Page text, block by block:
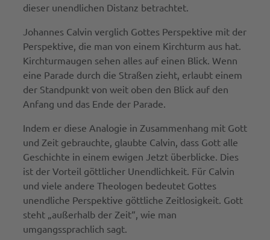
dieser unendlichen Distanz betrachtet.
Johannes Calvin verglich Gottes Perspektive mit der
Perspektive, die man von einem Kirchturm aus hat.
Kirchturmaugen sehen alles auf einen Blick. Wenn
eine Parade durch die Straßen zieht, erlaubt einem
der Standpunkt von weit oben den Blick auf den
Anfang und das Ende der Parade.
Indem er diese Analogie in Zusammenhang mit Gott
und Zeit gebrauchte, glaubte Calvin, dass Gott alle
Geschichte in einem ewigen Jetzt überblicke. Dies
ist der Vorteil göttlicher Unendlichkeit. Für Calvin
und viele andere Theologen bedeutet Gottes
unendliche Perspektive göttliche Zeitlosigkeit. Gott
steht „außerhalb der Zeit“, wie man
umgangssprachlich sagt.